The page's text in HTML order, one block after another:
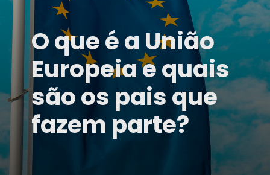
O que é a União
Europeia e quais
são os pais que
fazem parte?